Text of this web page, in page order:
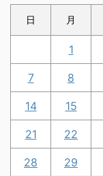
日 月
1
7 8
14 15
21 22
28 29